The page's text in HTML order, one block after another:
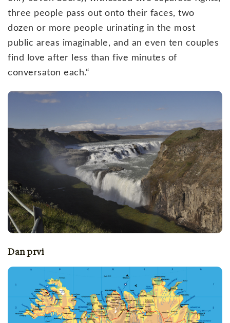
three people pass out onto their faces, two
dozen or more people urinating in the most
public areas imaginable, and an even ten couples
find love after less than five minutes of
conversaton each.“
Dan prvi